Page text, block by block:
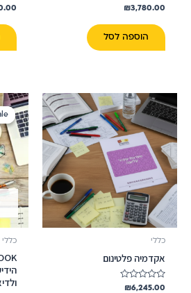
דורג
מתוך
5
₪3,780.00
הוספה לסל
דורג
5
כללי
אקדמיה פלטינום
דורג
₪6,245.00
כללי